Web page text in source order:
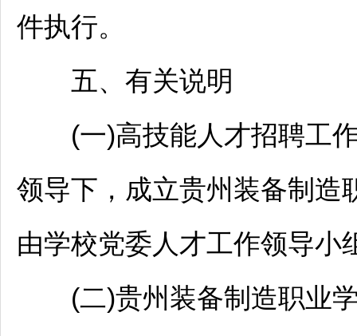
件执行。
五、有关说明
(一)高技能人才招聘工
领导下，成立贵州装备制造
由学校党委人才工作领导小
(二)贵州装备制造职业学